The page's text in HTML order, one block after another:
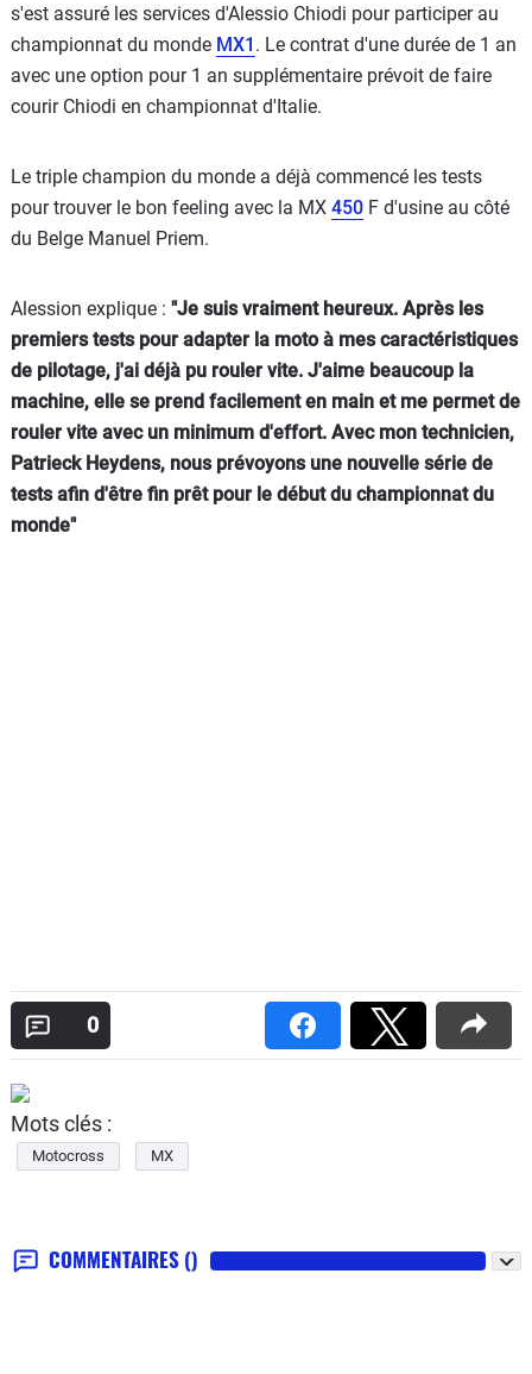
s'est assuré les services d'Alessio Chiodi pour participer au
championnat du monde MX1 . Le contrat d'une durée de 1 an
avec une option pour 1 an supplémentaire prévoit de faire
courir Chiodi en championnat d'Italie.
Le triple champion du monde a déjà commencé les tests
pour trouver le bon feeling avec la MX 450 F d'usine au côté
du Belge Manuel Priem.
Alession explique : "Je suis vraiment heureux. Après les
premiers tests pour adapter la moto à mes caractéristiques
de pilotage, j'ai déjà pu rouler vite. J'aime beaucoup la
machine, elle se prend facilement en main et me permet de
rouler vite avec un minimum d'effort. Avec mon technicien,
Patrieck Heydens, nous prévoyons une nouvelle série de
tests afin d'être fin prêt pour le début du championnat du
monde"
0
Mots clés :
Motocross MX
COMMENTAIRES ()